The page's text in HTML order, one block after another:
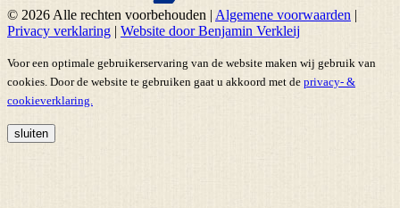
© 2026 Alle rechten voorbehouden | Algemene voorwaarden |
Privacy verklaring | Website door Benjamin Verkleij
Voor een optimale gebruikerservaring van de website maken wij gebruik van
cookies. Door de website te gebruiken gaat u akkoord met de privacy- &
cookieverklaring.
sluiten